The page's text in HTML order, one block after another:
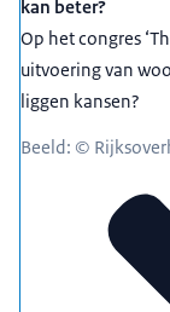
kan beter?
Op het congres
uitvoering van
liggen kansen?
Beeld: ©